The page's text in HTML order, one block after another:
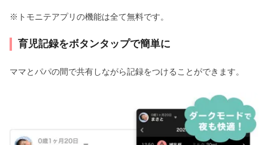
※トモニテアプリの機能は全て無料です。
育児記録をボタンタップで簡単に
ママとパパの間で共有しながら記録をつけることができます。